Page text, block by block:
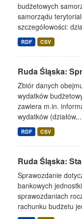
budżetowych
samorządu
szczegółowości:
RDF CSV
Ruda Śląska:
Zbiór danych
wydatków
zawiera m.in.
wydatków
RDF CSV
Ruda Śląska:
Sprawozdanie
bankowych
sprawozdaniach
rachunku budżetu